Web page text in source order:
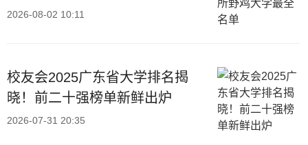
2026-08-02 10:11
校友会2025广东省大学排名揭
晓！前二十强榜单新鲜出炉
2026-07-31 20:35